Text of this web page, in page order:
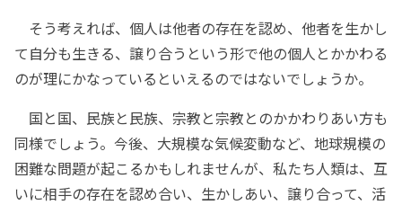
そう考えれば、個人は他者の存在を認め、他者を生かし
て自分も生きる、譲り合うという形で他の個人とかかわる
のが理にかなっているといえるのではないでしょうか。
国と国、民族と民族、宗教と宗教とのかかわりあい方も
同様でしょう。今後、大規模な気候変動など、地球規模の
困難な問題が起こるかもしれませんが、私たち人類は、互
いに相手の存在を認め合い、生かしあい、譲り合って、活